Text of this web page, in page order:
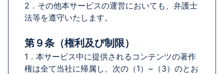
2．その他本サービスの運営においても、弁護士
法等を遵守いたします。
第９条（権利及び制限）
1．本サービス中に提供されるコンテンツの著作
権は全て当社に帰属し、次の（1）~（3）のとお